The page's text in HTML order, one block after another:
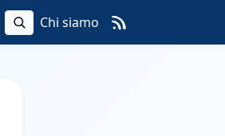
Chi siamo